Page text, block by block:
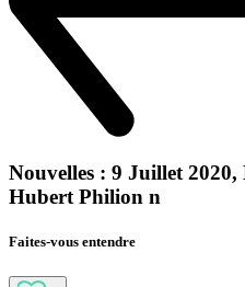
Nouvelles : 9 Juillet
Hubert Philion n
Faites-vous entendre